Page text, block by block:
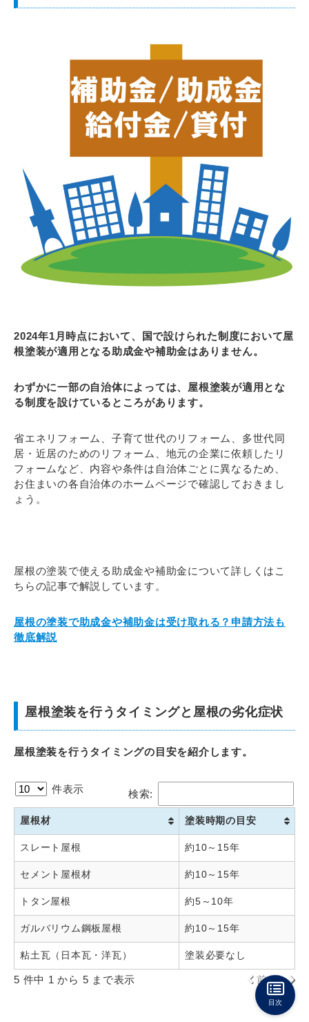
2024年1月時点において、国で設けられた制度において屋
根塗装が適用となる助成金や補助金はありません。
わずかに一部の自治体によっては、屋根塗装が適用とな
る制度を設けているところがあります。
省エネリフォーム、子育て世代のリフォーム、多世代同
居・近居のためのリフォーム、地元の企業に依頼したリ
フォームなど、内容や条件は自治体ごとに異なるため、
お住まいの各自治体のホームページで確認しておきまし
ょう。
屋根の塗装で使える助成金や補助金について詳しくはこ
ちらの記事で解説しています。
屋根の塗装で助成金や補助金は受け取れる？申請方法も
徹底解説
屋根塗装を行うタイミングと屋根の劣化症状
屋根塗装を行うタイミングの目安を紹介します。
件表示 検索:
屋根材 塗装時期の目安
スレート屋根 約10～15年
セメント屋根材 約10～15年
トタン屋根 約5～10年
ガルバリウム鋼板屋根 約10～15年
粘土瓦（日本瓦・洋瓦） 塗装必要なし
5 件中 1 から 5 まで表示 前 次
目次